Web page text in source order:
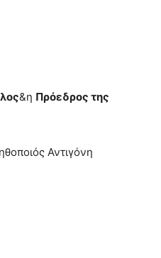
&η Πρόεδρος της
Αντιγόνη